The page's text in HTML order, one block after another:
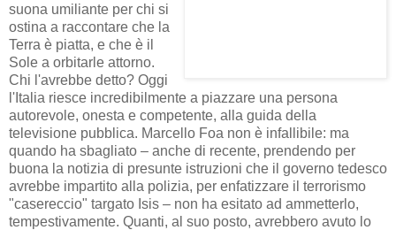
suona umiliante per chi si
ostina a raccontare che la
Terra è piatta, e che è il
Sole a orbitarle attorno.
Chi l'avrebbe detto? Oggi
l'Italia riesce incredibilmente a piazzare una persona
autorevole, onesta e competente, alla guida della
televisione pubblica. Marcello Foa non è infallibile: ma
quando ha sbagliato – anche di recente, prendendo per
buona la notizia di presunte istruzioni che il governo tedesco
avrebbe impartito alla polizia, per enfatizzare il terrorismo
"casereccio" targato Isis – non ha esitato ad ammetterlo,
tempestivamente. Quanti, al suo posto, avrebbero avuto lo